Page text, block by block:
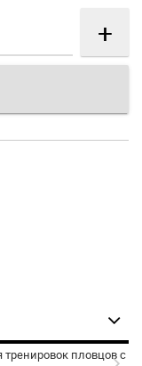
+
пловцов с